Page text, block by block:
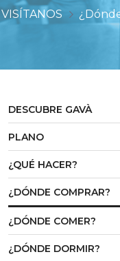
VISÍTANOS
DESCUBRE GAVÀ
PLANO
¿QUÉ HACER?
¿DÓNDE COMPRAR?
¿DÓNDE COMER?
¿DÓNDE DORMIR?